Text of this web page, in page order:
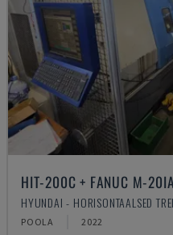
HIT-200C + FANUC M-20IA
HYUNDAI - HORISONTAALSED
POOLA 2022